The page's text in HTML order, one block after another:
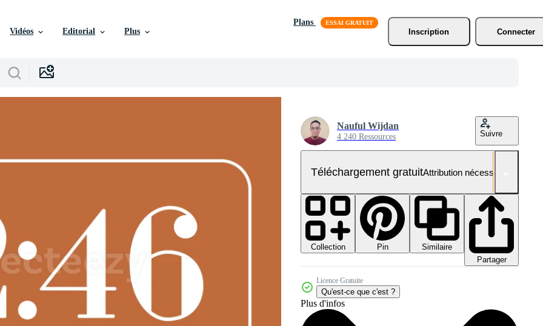
Vidéos Editorial Plus
Plans
Inscription
Connecter
Nauful Wijdan
4 240 Ressources Suivre
Téléchargement gratuitAttribution nécessaire
Collection Pin
Similaire
Partager
Licence Gratuite
Qu'est-ce que c'est ?
Plus d'infos